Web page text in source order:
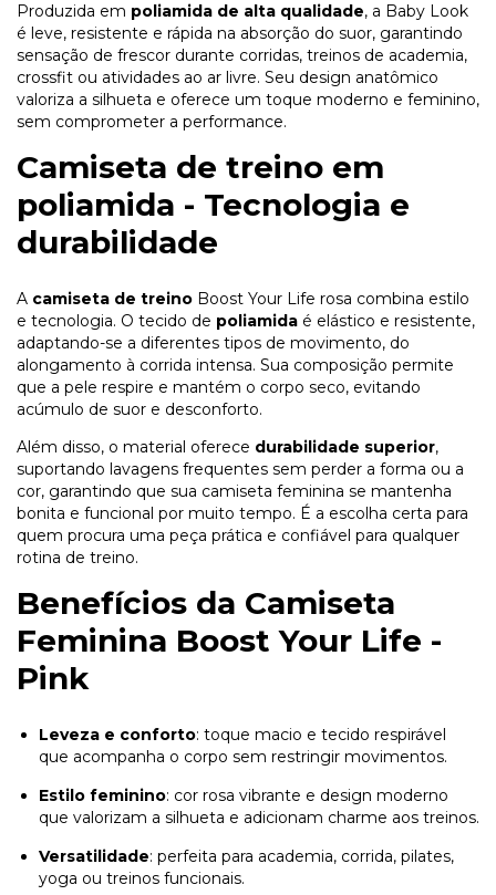
Produzida em poliamida de alta qualidade, a Baby Look
é leve, resistente e rápida na absorção do suor, garantindo
sensação de frescor durante corridas, treinos de academia,
crossfit ou atividades ao ar livre. Seu design anatômico
valoriza a silhueta e oferece um toque moderno e feminino,
sem comprometer a performance.
Camiseta de treino em
poliamida - Tecnologia e
durabilidade
A camiseta de treino Boost Your Life rosa combina estilo
e tecnologia. O tecido de poliamida é elástico e resistente,
adaptando-se a diferentes tipos de movimento, do
alongamento à corrida intensa. Sua composição permite
que a pele respire e mantém o corpo seco, evitando
acúmulo de suor e desconforto.
Além disso, o material oferece durabilidade superior,
suportando lavagens frequentes sem perder a forma ou a
cor, garantindo que sua camiseta feminina se mantenha
bonita e funcional por muito tempo. É a escolha certa para
quem procura uma peça prática e confiável para qualquer
rotina de treino.
Benefícios da Camiseta
Feminina Boost Your Life -
Pink
Leveza e conforto: toque macio e tecido respirável
que acompanha o corpo sem restringir movimentos.
Estilo feminino: cor rosa vibrante e design moderno
que valorizam a silhueta e adicionam charme aos treinos.
Versatilidade: perfeita para academia, corrida, pilates,
yoga ou treinos funcionais.